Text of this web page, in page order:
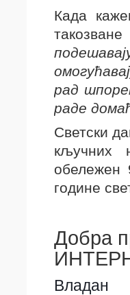
Када
рад
раде
Светски
кључних
обележен
године
Добра